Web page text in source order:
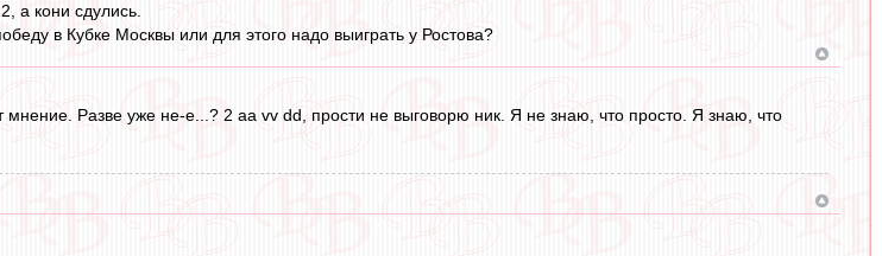
а кони сдулись.
в Кубке Москвы или для этого надо выиграть у Ростова?
Разве уже не-е...? 2 аа vv dd, прости не выговорю ник. Я не знаю, что просто. Я знаю, что